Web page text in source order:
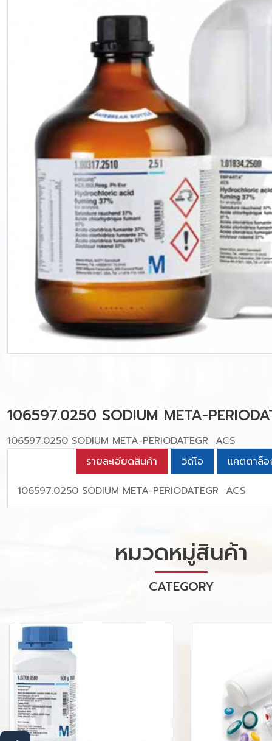
106597.0250 SODIUM META-
106597.0250 SODIUM META-PERIODATEGR ACS
รายละเอียดสินค้า
วิดีโอ
แคตตาล็
106597.0250 SODIUM META-PERIODATEGR ACS
หมวดหมู่สินค้า
CATEGORY